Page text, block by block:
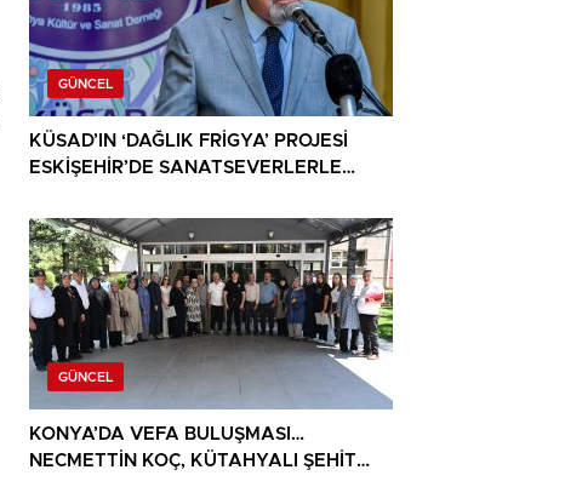
GÜNCEL
KÜSAD’IN ‘DAĞLIK FRİGYA’ PROJESİ
ESKİŞEHİR’DE SANATSEVERLERLE
GÜNCEL
KONYA’DA VEFA BULUŞMASI…
NECMETTİN KOÇ, KÜTAHYALI ŞEHİT